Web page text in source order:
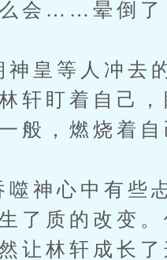
会……晕倒了
皇等人冲去
轩盯着自己
般，燃烧着自
神心中有些
了质的改变
让林轩成长了